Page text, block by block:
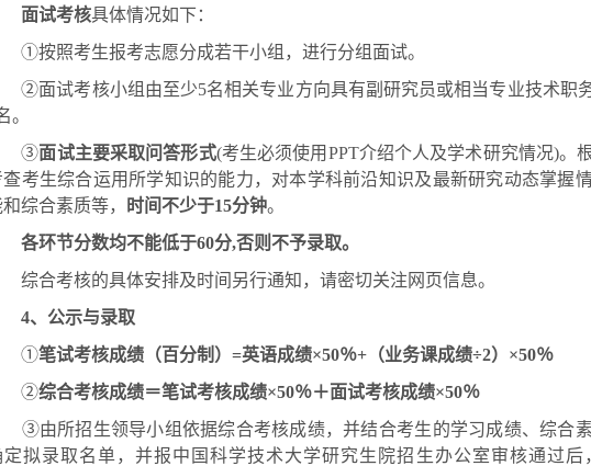
面试考核具体情况如下：
①按照考生报考志愿分成若干小组，进行分组面试。
②面试考核小组由至少5名相关专业方向具有副研究员或相当专业技术职
。
③面试主要采取问答形式(考生必须使用 PPT介绍个人及学术研究情况)。
查考生综合运用所学知识的能力，对本学科前沿知识及最新研究动态掌握
综合素质等，
时间不少于15分钟。
各环节分数均不能低于60分,否则不予录取。
综合考核的具体安排及时间另行通知，请密切关注网页信息。
4、公示与录取
①笔试考核成绩（百分制） =英语成绩×50％+ （业务课成绩÷2）×50％
②综合考核成绩＝笔试考核成绩×50％＋面试考核成绩×50％
③由所招生领导小组依据综合考核成绩，并结合考生的学习成绩、综合
定拟录取名单，并报中国科学技术大学研究生院招生办公室审核通过后